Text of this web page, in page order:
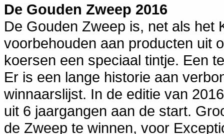
De Gouden Zweep 2016
De Gouden Zweep is, net als het
voorbehouden aan producten uit
koersen een speciaal tintje. Een
Er is een lange historie aan
winnaarslijst. In de editie van
uit 6 jaargangen aan de start.
de Zweep te winnen, voor